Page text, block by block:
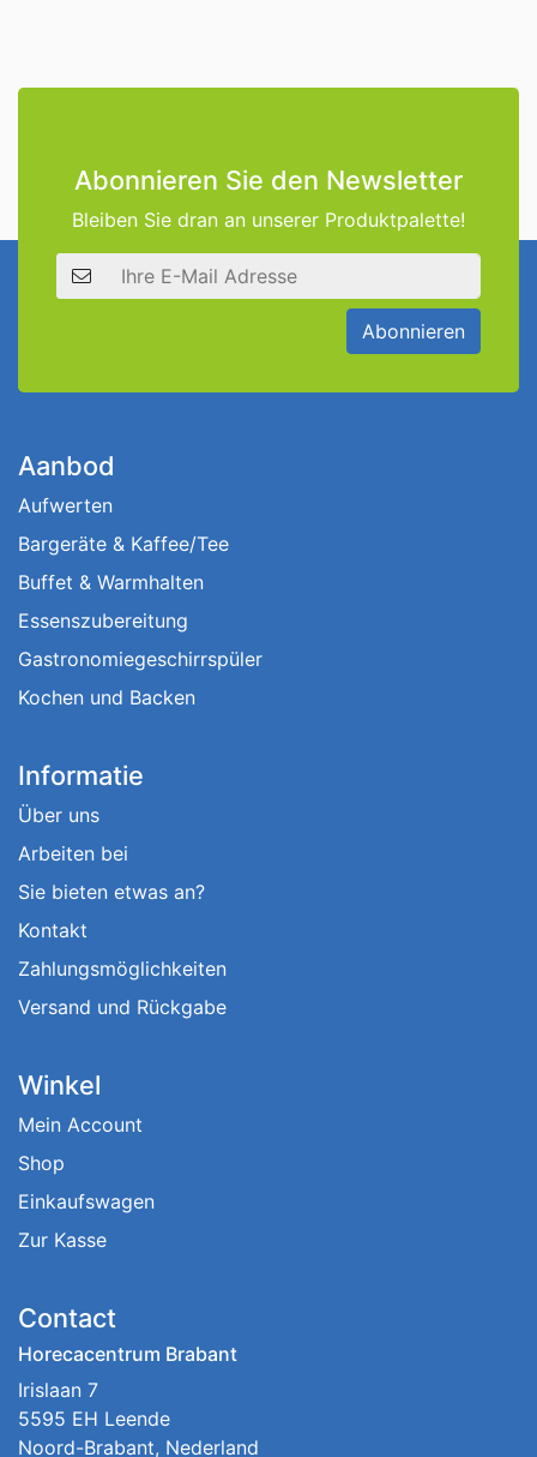
Abonnieren Sie den Newsletter
Bleiben Sie dran an unserer Produktpalette!
E-Mail Adresse
Abonnieren
Aanbod
Aufwerten
Bargeräte & Kaffee/Tee
Buffet & Warmhalten
Essenszubereitung
Gastronomiegeschirrspüler
Kochen und Backen
Informatie
Über uns
Arbeiten bei
Sie bieten etwas an?
Kontakt
Zahlungsmöglichkeiten
Versand und Rückgabe
Winkel
Mein Account
Shop
Einkaufswagen
Zur Kasse
Contact
Horecacentrum Brabant
Irislaan 7
5595 EH Leende
Noord-Brabant, Nederland